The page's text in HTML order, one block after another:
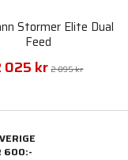
Stormer Elite Dual
Feed
025 kr 2 895 kr
600:-